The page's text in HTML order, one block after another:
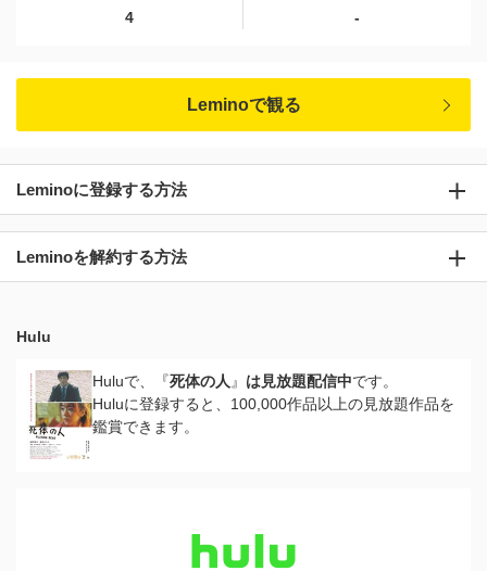
4 -
Leminoで観る
Leminoに登録する方法
Leminoを解約する方法
Hulu
Huluで、『死体の人 』 は見放題配信中です。
Huluに登録すると、100,000作品以上の見放題作品を
鑑賞できます。